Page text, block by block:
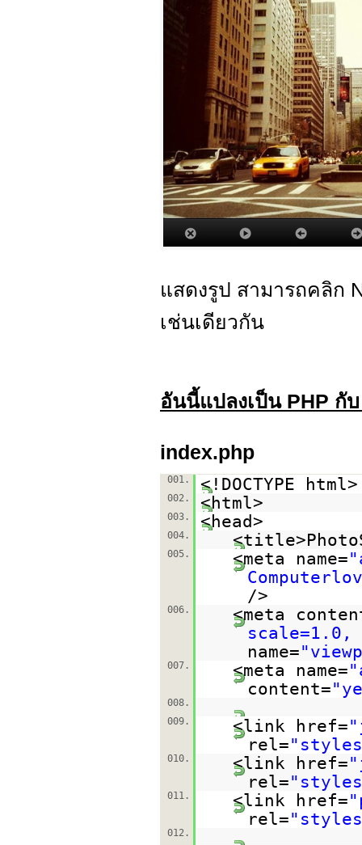
แสดงรูป สามารถคลิก
เช่นเดียวกัน
อันนี้แปลงเป็น PHP กั
index.php
001. <!DOCTYPE html>
002. <html>
003. <head>
004.
005. <meta name=
/>
006.
<meta
scale=1.0,
name=
007. <meta name=
content=
008.
009.
<link href=
rel=
010. <link href=
rel=
011. <link href=
rel=
012.